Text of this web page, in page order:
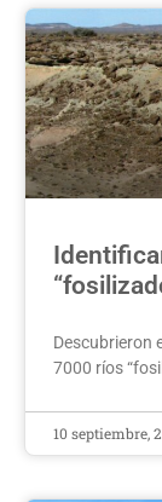
Descubrieron
7000 ríos
10 septiembre,